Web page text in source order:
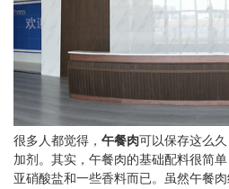
很多人都觉得， 午餐肉可以保存这么
加剂。其实，午餐肉的基础配料很简
亚硝酸盐和一些香料而已。虽然午餐